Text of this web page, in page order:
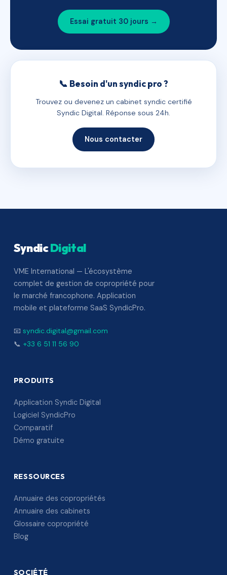
Essai gratuit 30 jours →
📞 Besoin d'un syndic pro ?
Trouvez ou devenez un cabinet syndic certifié
Syndic Digital. Réponse sous 24h.
Nous contacter
SyndicDigital
VME International — L'écosystème
complet de gestion de copropriété pour
le marché francophone. Application
mobile et plateforme SaaS SyndicPro.
📧 syndic.digital@gmail.com
📞 +33 6 51 11 56 90
PRODUITS
Application Syndic Digital
Logiciel SyndicPro
Comparatif
Démo gratuite
RESSOURCES
Annuaire des copropriétés
Annuaire des cabinets
Glossaire copropriété
Blog
SOCIÉTÉ